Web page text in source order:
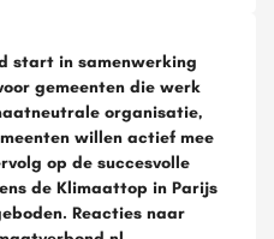
start in samenwerking
gemeenten die werk
organisatie,
willen actief mee
op de succesvolle
de Klimaattop in Parijs
Reacties naar